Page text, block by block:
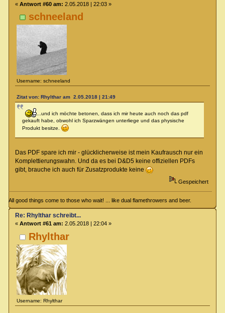
schneeland
Username: schneeland
« Antwort #60 am: 2.05.2018 | 22:03 »
Zitat von: Rhylthar am 2.05.2018 | 21:49
...und ich möchte betonen, dass ich mir heute auch noch das pdf
gekauft habe, obwohl ich Sparzwängen unterliege und das physische
Produkt besitze.
Das PDF spare ich mir - glücklicherweise ist mein Kaufrausch nur ein
Komplettierungswahn. Und da es bei D&D5 keine offiziellen PDFs
gibt, brauche ich auch für Zusatzprodukte keine
Gespeichert
All good things come to those who wait! ... like dual flamethrowers and beer.
Rhylthar
Username: Rhylthar
Re: Rhylthar schreibt...
« Antwort #61 am: 2.05.2018 | 22:04 »